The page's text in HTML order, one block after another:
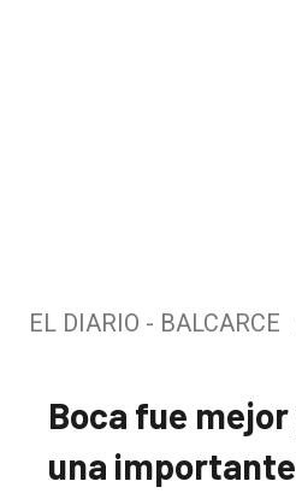
EL DIARIO - BALCARCE
Boca fue
una